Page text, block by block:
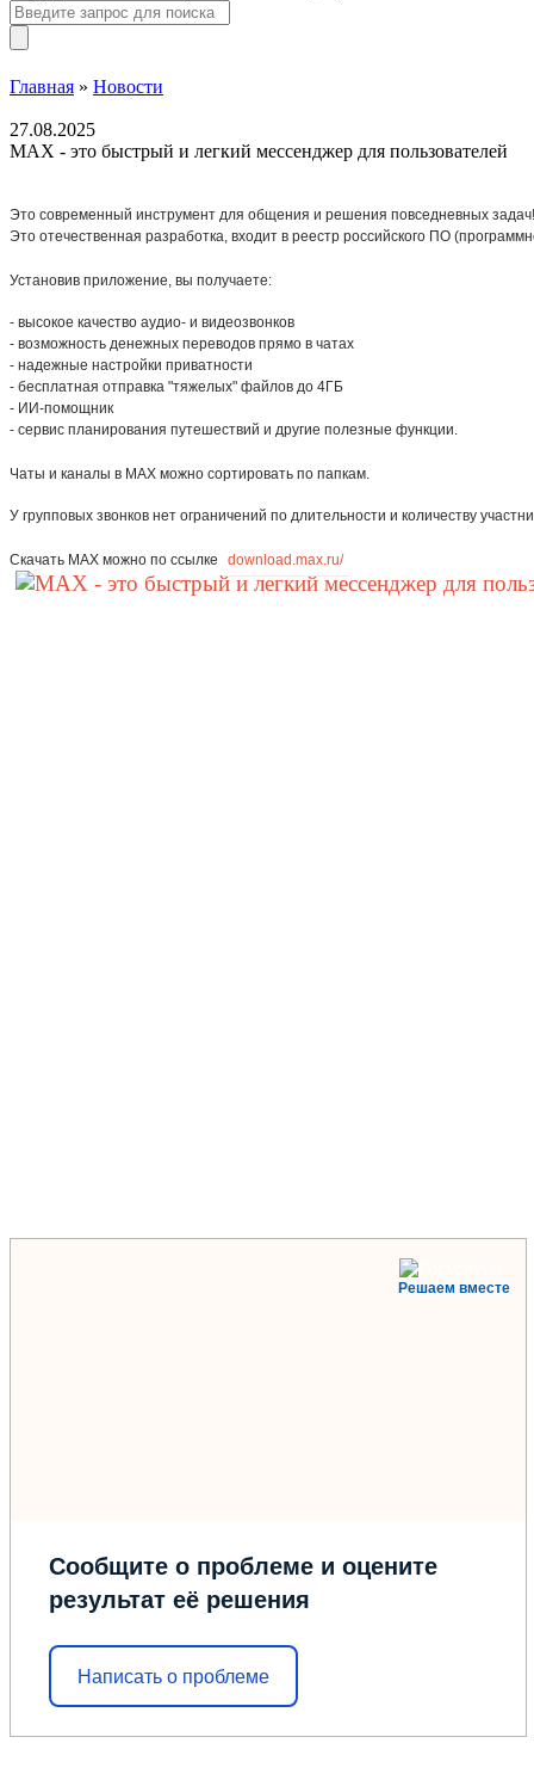
Главная » Новости
27.08.2025
МАХ - это быстрый и легкий мессенджер для пользователей
Это современный инструмент для общения и решения повседневных задач!
Это отечественная разработка, входит в реестр российского ПО
Установив приложение, вы получаете:
- высокое качество аудио- и видеозвонков
- возможность денежных переводов прямо в чатах
- надежные настройки приватности
- бесплатная отправка "тяжелых" файлов до 4ГБ
- ИИ-помощник
- сервис планирования путешествий и другие полезные функции.
Чаты и каналы в МАХ можно сортировать по папкам.
У групповых звонков нет ограничений по длительности и количеству
Скачать МАХ можно по ссылке download.max.ru/
Решаем вместе
Сообщите о проблеме и оцените
результат её решения
Написать о проблеме